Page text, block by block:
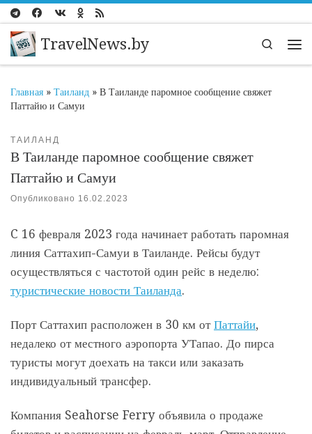
Перейти к содержимому
TravelNews.by
Search
Главная » Таиланд » В Таиланде паромное сообщение свяжет
Паттайю и Самуи
ТАИЛАНД
В Таиланде паромное сообщение свяжет
Паттайю и Самуи
Опубликовано 16.02.2023
C 16 февраля 2023 года начинает работать паромная
линия Саттахип-Самуи в Таиланде. Рейсы будут
осуществляться с частотой один рейс в неделю:
туристические новости Таиланда.
Порт Саттахип расположен в 30 км от Паттайи,
недалеко от местного аэропорта УТапао. До пирса
туристы могут доехать на такси или заказать
индивидуальный трансфер.
Компания Seahorse Ferry объявила о продаже